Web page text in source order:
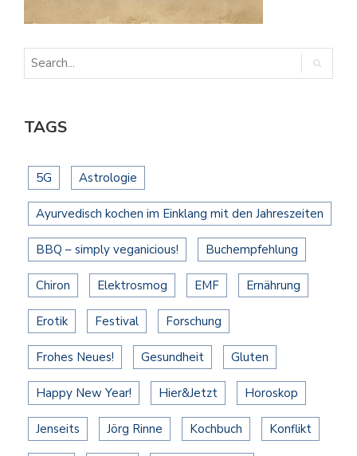
TAGS
5G Astrologie
Ayurvedisch kochen im Einklang mit den Jahreszeiten
BBQ – simply veganicious! Buchempfehlung
Chiron Elektrosmog EMF Ernährung
Erotik Festival Forschung
Frohes Neues! Gesundheit Gluten
Happy New Year! Hier&Jetzt Horoskop
Jenseits Jörg Rinne Kochbuch Konflikt